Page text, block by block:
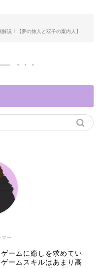
説！【夢の旅人と双子の案内人】
ー
ームに癒しを求めてい
ームスキルはあまり高